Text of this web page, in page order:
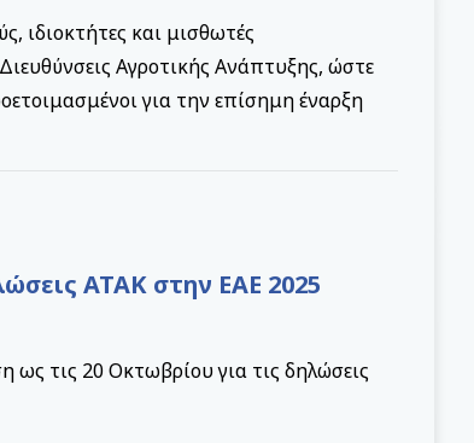
ιδιοκτήτες και μισθωτές
Αγροτικής Ανάπτυξης, ώστε
για την επίσημη έναρξη
ΑΤΑΚ στην ΕΑΕ 2025
τις 20 Οκτωβρίου για τις δηλώσεις